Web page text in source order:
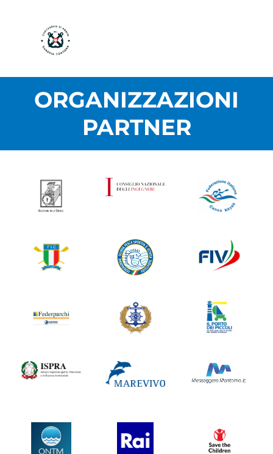
ORGANIZZAZIONI
PARTNER